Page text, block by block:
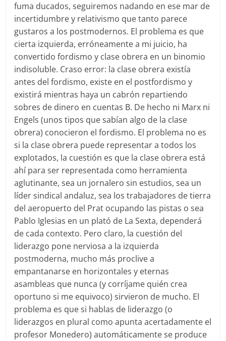
fuma ducados, seguiremos nadando en ese mar de
incertidumbre y relativismo que tanto parece
gustaros a los postmodernos. El problema es que
cierta izquierda, erróneamente a mi juicio, ha
convertido fordismo y clase obrera en un binomio
indisoluble. Craso error: la clase obrera existía
antes del fordismo, existe en el postfordismo y
existirá mientras haya un cabrón repartiendo
sobres de dinero en cuentas B. De hecho ni Marx ni
Engels (unos tipos que sabían algo de la clase
obrera) conocieron el fordismo. El problema no es
si la clase obrera puede representar a todos los
explotados, la cuestión es que la clase obrera está
ahí para ser representada como herramienta
aglutinante, sea un jornalero sin estudios, sea un
líder sindical andaluz, sea los trabajadores de tierra
del aeropuerto del Prat ocupando las pistas o sea
Pablo Iglesias en un plató de La Sexta, dependerá
de cada contexto. Pero claro, la cuestión del
liderazgo pone nerviosa a la izquierda
postmoderna, mucho más proclive a
empantanarse en horizontales y eternas
asambleas que nunca (y corríjame quién crea
oportuno si me equivoco) sirvieron de mucho. El
problema es que si hablas de liderazgo (o
liderazgos en plural como apunta acertadamente el
profesor Monedero) automáticamente se produce